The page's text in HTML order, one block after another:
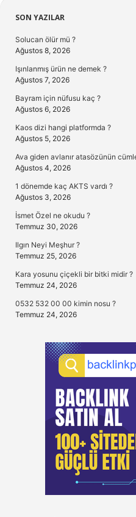
Sidebar
SON YAZILAR
Solucan ölür mü ?
Ağustos 8, 2026
Işınlanmış ürün ne demek ?
Ağustos 7, 2026
Bayram için nüfusu kaç ?
Ağustos 6, 2026
Kaos dizi hangi platformda ?
Ağustos 5, 2026
Ava giden avlanır atasözünün
Ağustos 4, 2026
1 dönemde kaç AKTS vardı ?
Ağustos 3, 2026
İsmet Özel ne okudu ?
Temmuz 30, 2026
Ilgın Neyi Meşhur ?
Temmuz 25, 2026
Kara yosunu çiçekli bir bitki midir ?
Temmuz 24, 2026
0532 532 00 00 kimin nosu ?
Temmuz 24, 2026